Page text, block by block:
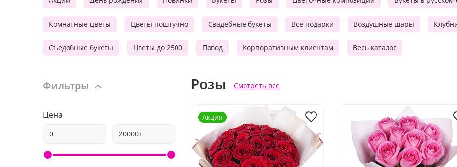
Комнатные цветы Цветы поштучно Свадебные букеты Все подарки Воздушные шары
Съедобные букеты Цветы до 2500 Повод Корпоративным клиентам Весь каталог
Фильтры
Цена
Розы Смотреть все
Акция